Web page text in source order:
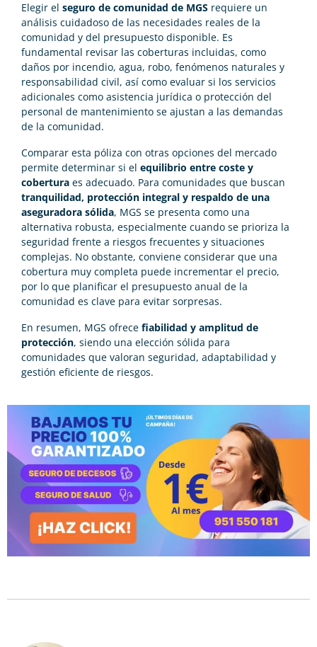
Elegir el seguro de comunidad de MGS requiere un
análisis cuidadoso de las necesidades reales de la
comunidad y del presupuesto disponible. Es
fundamental revisar las coberturas incluidas, como
daños por incendio, agua, robo, fenómenos naturales y
responsabilidad civil, así como evaluar si los servicios
adicionales como asistencia jurídica o protección del
personal de mantenimiento se ajustan a las demandas
de la comunidad.
Comparar esta póliza con otras opciones del mercado
permite determinar si el equilibrio entre coste y
cobertura es adecuado. Para comunidades que buscan
tranquilidad, protección integral y respaldo de una
aseguradora sólida, MGS se presenta como una
alternativa robusta, especialmente cuando se prioriza la
seguridad frente a riesgos frecuentes y situaciones
complejas. No obstante, conviene considerar que una
cobertura muy completa puede incrementar el precio,
por lo que planificar el presupuesto anual de la
comunidad es clave para evitar sorpresas.
En resumen, MGS ofrece fiabilidad y amplitud de
protección, siendo una elección sólida para
comunidades que valoran seguridad, adaptabilidad y
gestión eficiente de riesgos.